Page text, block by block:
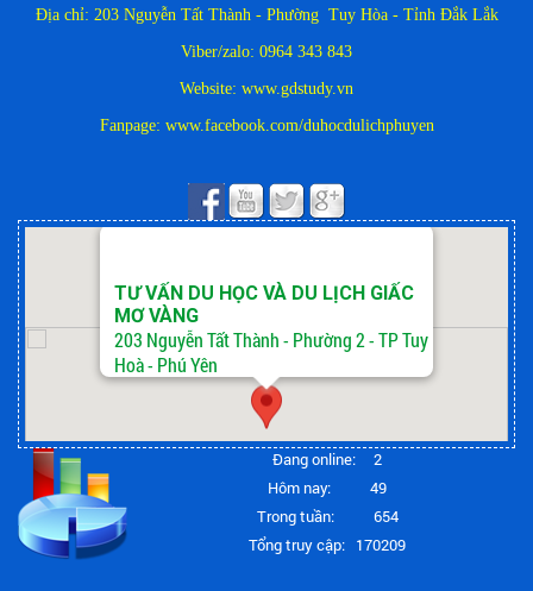
Địa chỉ: 203 Nguyễn Tất Thành - Phường Tuy Hòa - Tỉnh Đắk Lắk
Viber/zalo: 0964 343 843
Website: www.gdstudy.vn
Fanpage: www.facebook.com/duhocdulichphuyen
TƯ VẤN DU HỌC VÀ DU LỊCH GIẤC
MƠ VÀNG
203 Nguyễn Tất Thành - Phường 2 - TP Tuy
Hoà - Phú Yên
Đang online: 2
Hôm nay: 49
Trong tuần: 654
Tổng truy cập: 170209